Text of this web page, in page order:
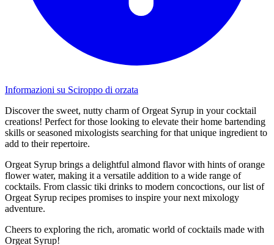
Informazioni su Sciroppo di orzata
Discover the sweet, nutty charm of Orgeat Syrup in your cocktail
creations! Perfect for those looking to elevate their home bartending
skills or seasoned mixologists searching for that unique ingredient to
add to their repertoire.
Orgeat Syrup brings a delightful almond flavor with hints of orange
flower water, making it a versatile addition to a wide range of
cocktails. From classic tiki drinks to modern concoctions, our list of
Orgeat Syrup recipes promises to inspire your next mixology
adventure.
Cheers to exploring the rich, aromatic world of cocktails made with
Orgeat Syrup!